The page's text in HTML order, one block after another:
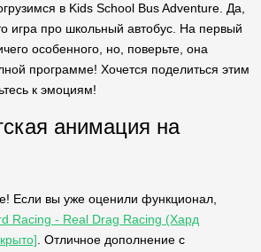
в Kids School Bus Adventure. Да,
игра про школьный автобус. На первый
особенного, но, поверьте, она
программе! Хочется поделиться этим
к эмоциям!
анимация на
Если вы уже оценили функционал,
Racing - Real Drag Racing (Хард
. Отличное дополнение с